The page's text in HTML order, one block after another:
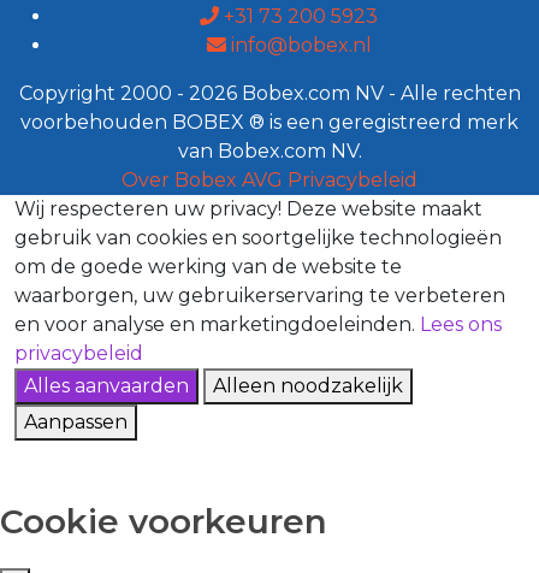
+31 73 200 5923
info@bobex.nl
Copyright 2000 - 2026 Bobex.com NV - Alle rechten
voorbehouden BOBEX ® is een geregistreerd merk
van Bobex.com NV.
Over Bobex AVG Privacybeleid
Wij respecteren uw privacy! Deze website maakt
gebruik van cookies en soortgelijke technologieën
om de goede werking van de website te
waarborgen, uw gebruikerservaring te verbeteren
en voor analyse en marketingdoeleinden. Lees ons
privacybeleid
Alles aanvaarden
Alleen noodzakelijk
Aanpassen
Cookie voorkeuren